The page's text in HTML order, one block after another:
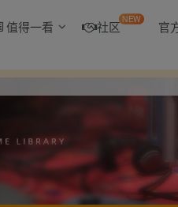
值得一看 社区NEW 官